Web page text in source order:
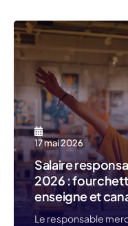
17 mai 2026
Salaire
2026 :
enseigne et
Le responsable